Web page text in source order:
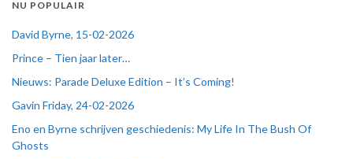
NU POPULAIR
David Byrne, 15-02-2026
Prince – Tien jaar later…
Nieuws: Parade Deluxe Edition – It’s Coming!
Gavin Friday, 24-02-2026
Eno en Byrne schrijven geschiedenis: My Life In The Bush Of
Ghosts